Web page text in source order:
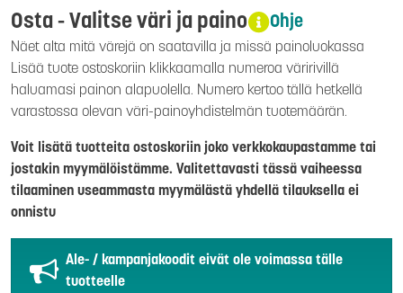
Osta - Valitse väri ja paino Ohje
Näet alta mitä värejä on saatavilla ja missä painoluokassa
Lisää tuote ostoskoriin klikkaamalla numeroa väririvillä
haluamasi painon alapuolella. Numero kertoo tällä hetkellä
varastossa olevan väri-painoyhdistelmän tuotemäärän.
Voit lisätä tuotteita ostoskoriin joko verkkokaupastamme tai
jostakin myymälöistämme. Valitettavasti tässä vaiheessa
tilaaminen useammasta myymälästä yhdellä tilauksella ei
onnistu
Ale- / kampanjakoodit eivät ole voimassa tälle
tuotteelle